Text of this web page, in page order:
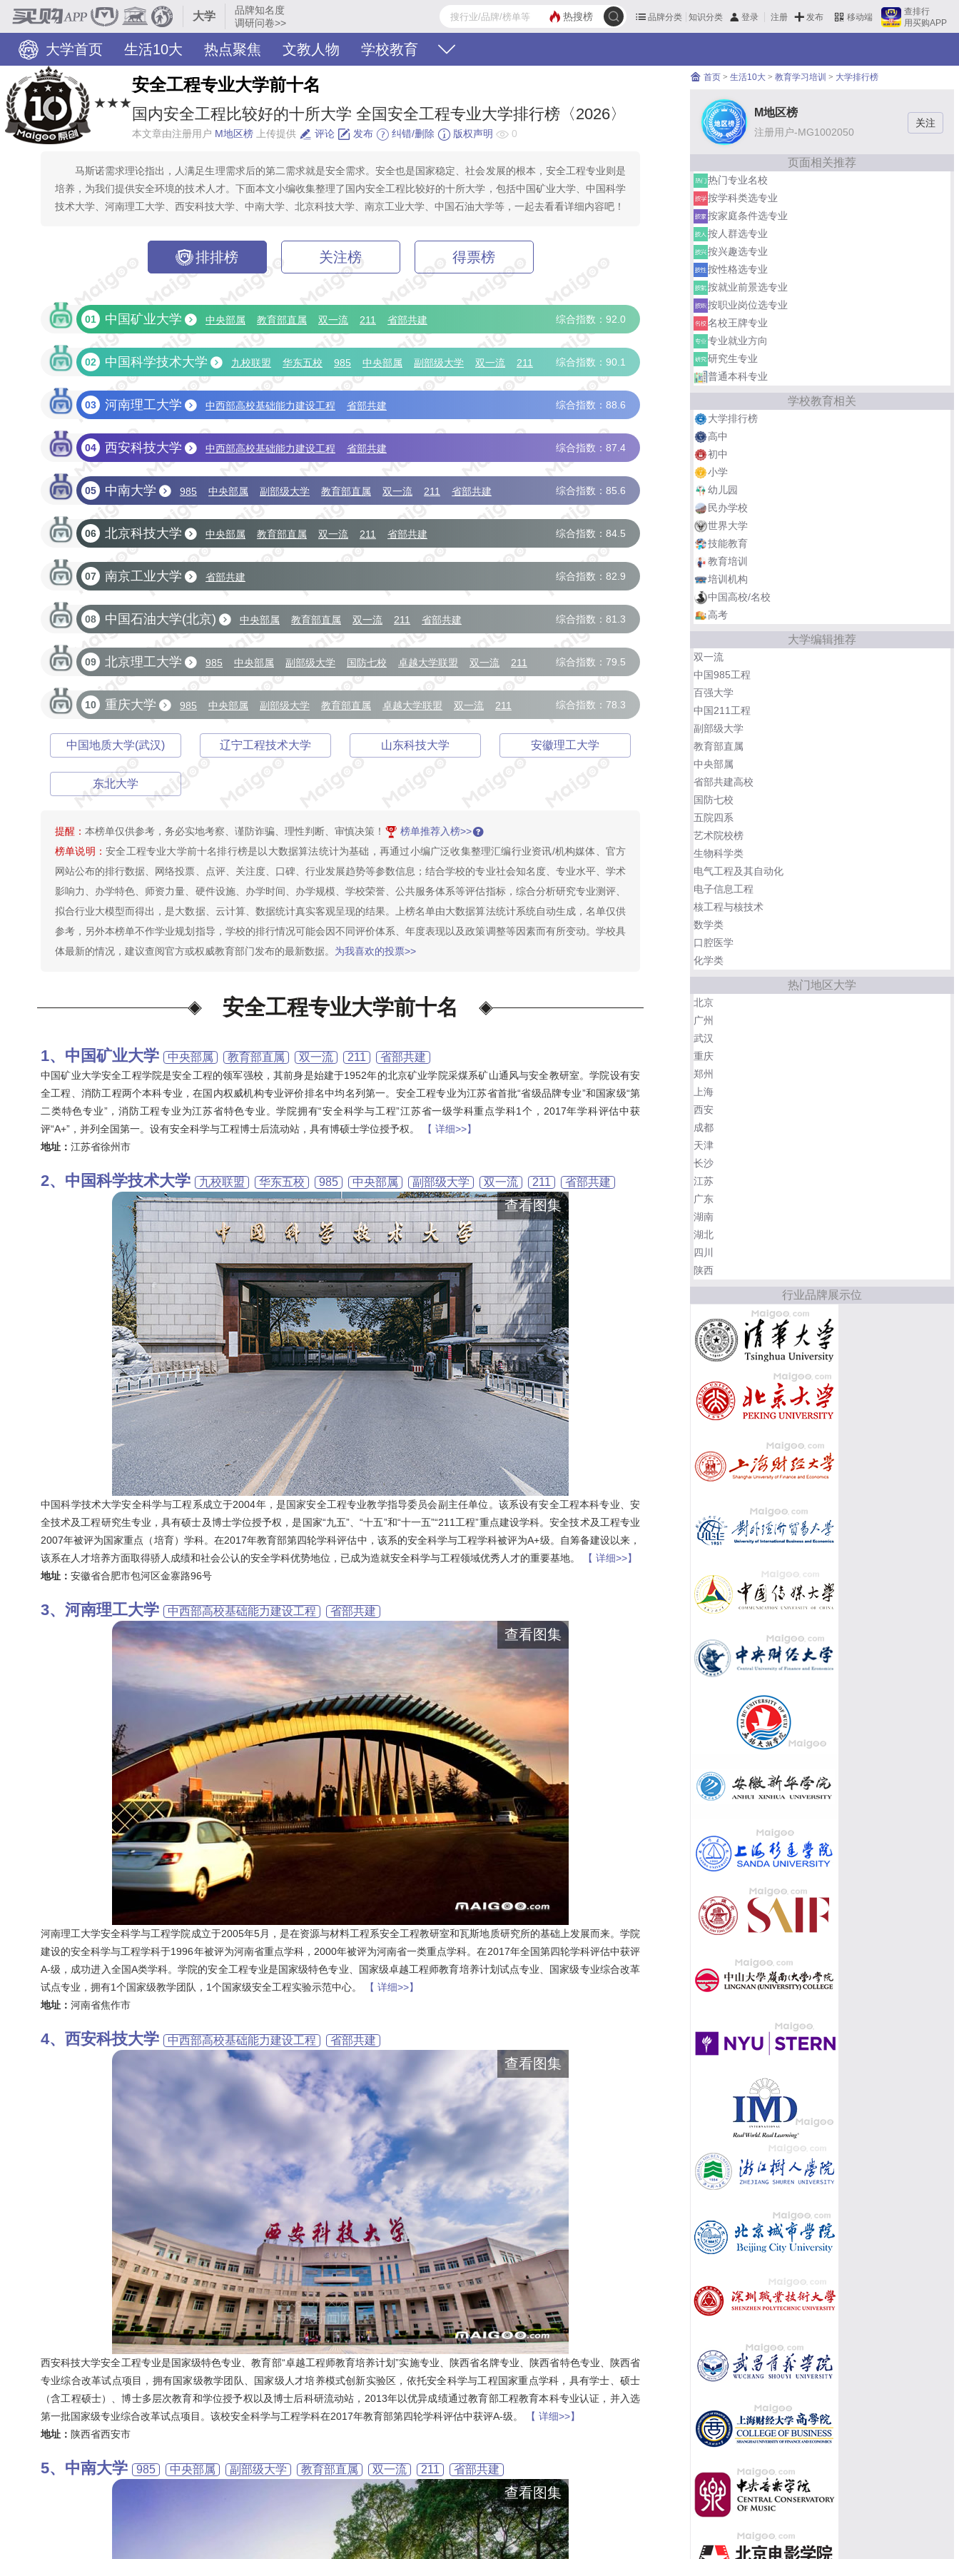
大学
品牌知名度
调研问卷>>
品牌分类 知识分类 登录 注册 发布 移动端
查排行
用买购APP
热搜榜
大学首页 生活10大 热点聚焦 文教人物 学校教育
★★★
安全工程专业大学前十名
国内安全工程比较好的十所大学 全国安全工程专业大学排行榜〈2026〉
本文章由注册用户 M地区榜 上传提供 评论 发布 纠错/删除 版权声明 0
马斯诺需求理论指出，人满足生理需求后的第二需求就是安全需求。安全也是国家稳定、社会发展的根本，安全工程专业则是
培养，为我们提供安全环境的技术人才。下面本文小编收集整理了国内安全工程比较好的十所大学，包括中国矿业大学、中国科学
技术大学、河南理工大学、西安科技大学、中南大学、北京科技大学、南京工业大学、中国石油大学等，一起去看看详细内容吧！
排排榜 关注榜 得票榜
01 中国矿业大学 中央部属 教育部直属 双一流 211 省部共建 综合指数：92.0
02 中国科学技术大学 九校联盟 华东五校 985 中央部属 副部级大学 双一流 211
省部共建
综合指数：90.1
03 河南理工大学 中西部高校基础能力建设工程 省部共建 综合指数：88.6
04 西安科技大学 中西部高校基础能力建设工程 省部共建 综合指数：87.4
05 中南大学 985 中央部属 副部级大学 教育部直属 双一流 211 省部共建 综合指数：85.6
06 北京科技大学 中央部属 教育部直属 双一流 211 省部共建 综合指数：84.5
07 南京工业大学 省部共建 综合指数：82.9
08 中国石油大学(北京) 中央部属 教育部直属 双一流 211 省部共建 综合指数：81.3
09 北京理工大学 985 中央部属 副部级大学 国防七校 卓越大学联盟 双一流 211
省部共建
综合指数：79.5
10 重庆大学 985 中央部属 副部级大学 教育部直属 卓越大学联盟 双一流 211
省部共建
综合指数：78.3
中国地质大学(武汉) 辽宁工程技术大学 山东科技大学 安徽理工大学
东北大学
01 中国科学技术大学
02 中南大学
东北大学
河南理工大学
06 北京理工大学
07 山东科技大学
08 中国矿业大学
09 中国地质大学(武汉)
南京工业大学
辽宁工程技术大学
中国石油大学(北京)
提醒： 本榜单仅供参考，务必实地考察、谨防诈骗、理性判断、审慎决策！
榜单推荐入榜>>
榜单说明：安全工程专业大学前十名排行榜是以大数据算法统计为基础，再通过小编广泛收集整理汇编行业资讯/机构媒体、官方
网站公布的排行数据、网络投票、点评、关注度、口碑、行业发展趋势等参数信息；结合学校的专业社会知名度、专业水平、学术
影响力、办学特色、师资力量、硬件设施、办学时间、办学规模、学校荣誉、公共服务体系等评估指标，综合分析研究专业测评、
拟合行业大模型而得出，是大数据、云计算、数据统计真实客观呈现的结果。上榜名单由大数据算法统计系统自动生成，名单仅供
参考，另外本榜单不作学业规划指导，学校的排行情况可能会因不同评价体系、年度表现以及政策调整等因素而有所变动。学校具
体最新的情况，建议查阅官方或权威教育部门发布的最新数据。 为我喜欢的投票>>
安全工程专业大学前十名
中国矿业大学 中央部属 教育部直属 双一流 211 省部共建
中国矿业大学安全工程学院是安全工程的领军强校，其前身是始建于1952年的北京矿业学院采煤系矿山通风与安全教研室。学院设有安
全工程、消防工程两个本科专业，在国内权威机构专业评价排名中均名列第一。安全工程专业为江苏省首批“省级品牌专业”和国家级“第
二类特色专业”，消防工程专业为江苏省特色专业。学院拥有“安全科学与工程”江苏省一级学科重点学科1个，2017年学科评估中获
评“A+”，并列全国第一。设有安全科学与工程博士后流动站，具有博硕士学位授予权。
【 详细>>】
地址： 江苏省徐州市
中国科学技术大学 九校联盟 华东五校 985 中央部属 副部级大学 双一流 211 省部共建
查看图集
中国科学技术大学安全科学与工程系成立于2004年，是国家安全工程专业教学指导委员会副主任单位。该系设有安全工程本科专业、安
全技术及工程研究生专业，具有硕士及博士学位授予权，是国家“九五”、“十五”和“十一五”“211工程”重点建设学科。安全技术及工程专业
2007年被评为国家重点（培育）学科。在2017年教育部第四轮学科评估中，该系的安全科学与工程学科被评为A+级。自筹备建设以来，
该系在人才培养方面取得骄人成绩和社会公认的安全学科优势地位，已成为造就安全科学与工程领域优秀人才的重要基地。
【 详细>>】
地址： 安徽省合肥市包河区金寨路96号
河南理工大学 中西部高校基础能力建设工程 省部共建
查看图集
河南理工大学安全科学与工程学院成立于2005年5月，是在资源与材料工程系安全工程教研室和瓦斯地质研究所的基础上发展而来。学院
建设的安全科学与工程学科于1996年被评为河南省重点学科，2000年被评为河南省一类重点学科。在2017年全国第四轮学科评估中获评
A-级，成功进入全国A类学科。学院的安全工程专业是国家级特色专业、国家级卓越工程师教育培养计划试点专业、国家级专业综合改革
试点专业，拥有1个国家级教学团队，1个国家级安全工程实验示范中心。
【 详细>>】
地址： 河南省焦作市
西安科技大学 中西部高校基础能力建设工程 省部共建
查看图集
西安科技大学安全工程专业是国家级特色专业、教育部“卓越工程师教育培养计划”实施专业、陕西省名牌专业、陕西省特色专业、陕西省
专业综合改革试点项目，拥有国家级教学团队、国家级人才培养模式创新实验区，依托安全科学与工程国家重点学科，具有学士、硕士
（含工程硕士）、博士多层次教育和学位授予权以及博士后科研流动站，2013年以优异成绩通过教育部工程教育本科专业认证，并入选
第一批国家级专业综合改革试点项目。该校安全科学与工程学科在2017年教育部第四轮学科评估中获评A-级。
【 详细>>】
地址： 陕西省西安市
中南大学 985 中央部属 副部级大学 教育部直属 双一流 211 省部共建
查看图集
首页 > 生活10大 > 教育学习培训 > 大学排行榜
M地区榜
注册用户-MG1002050
页面相关推荐
热门专业名校
按学科类选专业
按家庭条件选专业
按人群选专业
按兴趣选专业
按性格选专业
按就业前景选专业
按职业岗位选专业
名校王牌专业
专业就业方向
研究生专业
普通本科专业
学校教育相关
大学排行榜
高中
初中
小学
幼儿园
民办学校
世界大学
技能教育
教育培训
培训机构
中国高校/名校
高考
大学编辑推荐
双一流
中国985工程
百强大学
中国211工程
副部级大学
教育部直属
中央部属
省部共建高校
国防七校
五院四系
艺术院校榜
生物科学类
电气工程及其自动化
电子信息工程
核工程与核技术
数学类
口腔医学
化学类
热门地区大学
北京
广州
武汉
重庆
郑州
上海
西安
成都
天津
长沙
江苏
广东
湖南
湖北
四川
陕西
行业品牌展示位